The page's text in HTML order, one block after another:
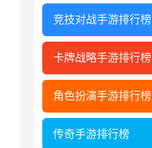
竞技对战手游排行榜
卡牌战略手游排行榜
角色扮演手游排行榜
传奇手游排行榜